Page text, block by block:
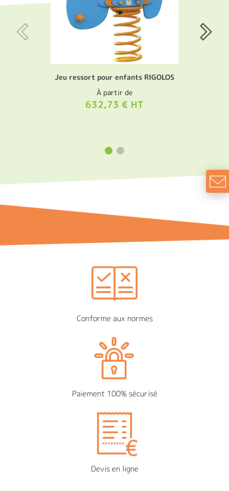
Jeu ressort pour enfants RIGOLOS
À partir de
632,73 € HT
Conforme aux normes
Paiement 100% sécurisé
Devis en ligne